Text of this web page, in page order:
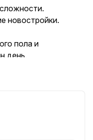
новостройки.
пола и
день.
перекрытий
в квартире и
либо к